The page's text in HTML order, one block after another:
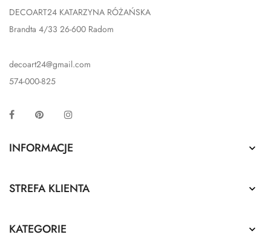
DECOART24 KATARZYNA RÓŻAŃSKA
Brandta 4/33 26-600 Radom
decoart24@gmail.com
574-000-825
Facebook Pinterest
INFORMACJE 
STREFA KLIENTA 
KATEGORIE 